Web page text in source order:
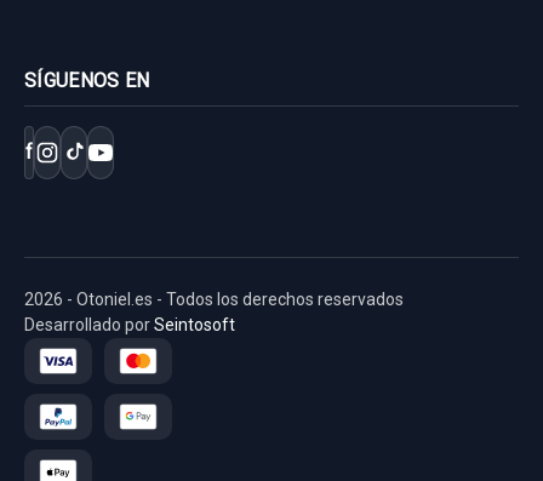
SÍGUENOS EN
f
2026 - Otoniel.es - Todos los derechos reservados
Desarrollado porSeintosoft